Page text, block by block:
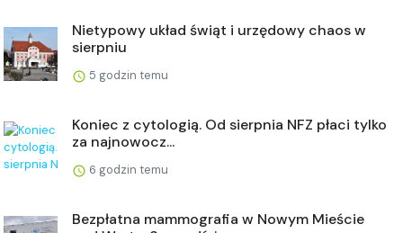
Nietypowy układ świąt i urzędowy chaos w
sierpniu
5 godzin temu
Koniec z cytologią. Od sierpnia NFZ płaci tylko
za najnowocz...
6 godzin temu
Bezpłatna mammografia w Nowym Mieście